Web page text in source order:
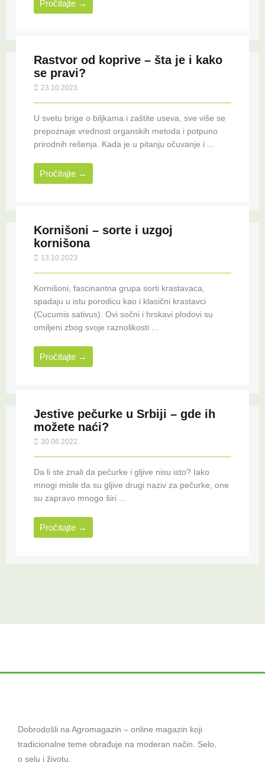
Pročitajte →
Rastvor od koprive – šta je i kako
se pravi?
23.10.2023.
U svetu brige o biljkama i zaštite useva, sve više se
prepoznaje vrednost organskih metoda i potpuno
prirodnih rešenja. Kada je u pitanju očuvanje i ...
Pročitajte →
Kornišoni – sorte i uzgoj
kornišona
13.10.2023.
Kornišoni, fascinantna grupa sorti krastavaca,
spadaju u istu porodicu kao i klasični krastavci
(Cucumis sativus). Ovi sočni i hrskavi plodovi su
omiljeni zbog svoje raznolikosti ...
Pročitajte →
Jestive pečurke u Srbiji – gde ih
možete naći?
30.06.2022.
Da li ste znali da pečurke i gljive nisu isto? Iako
mnogi misle da su gljive drugi naziv za pečurke, one
su zapravo mnogo širi ...
Pročitajte →
Dobrodošli na Agromagazin – online magazin koji
tradicionalne teme obrađuje na moderan način. Selo,
o selu i životu.